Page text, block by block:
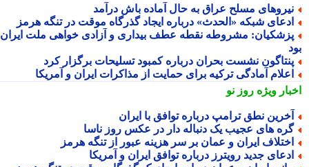
مسلح عراق به حال آماده باش درآمد
شبکه «الحدث» درباره ایجاد گذرگاه موقت در تنگه هرمز
مشروطه نقطه عطف بیداری و آزادی خواهی ملت ایران
نشست بحران درباره کمبود تسلیحات برگزار کرد
آمادگی ترکیه برای حمایت از مذاکرات ایران و آمریکا
ویژهروز نو
نطق ترامپ درباره توافق با ایران
های عجیب یک دنباله دار در عکس روز ناسا
ایران و عمان بر سر هزینه عبور از تنگه هرمز
جدید رویترز درباره توافق ایران و آمریکا